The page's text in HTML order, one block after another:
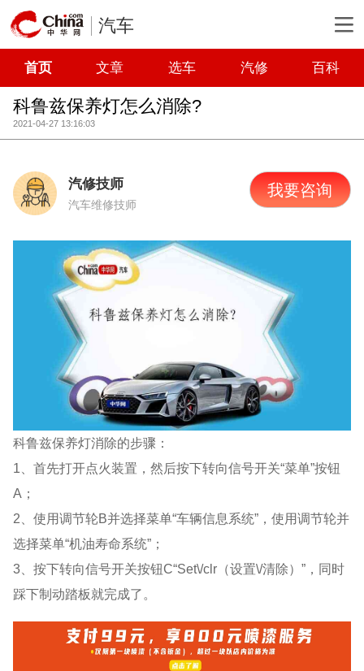
汽车
首页 文章 选车 汽修 百科
科鲁兹保养灯怎么消除?
2021-04-27 13:16:03
汽修技师
汽车维修技师
我要咨询
科鲁兹保养灯消除的步骤：
1、首先打开点火装置，然后按下转向信号开关“菜单”按钮
A；
2、使用调节轮B并选择菜单“车辆信息系统”，使用调节轮并
选择菜单“机油寿命系统”；
3、按下转向信号开关按钮C“Set\/clr（设置\/清除）”，同时
踩下制动踏板就完成了。